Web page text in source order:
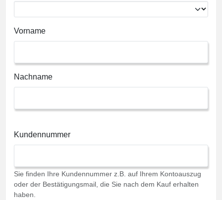
Vorname
Nachname
Kundennummer
Sie finden Ihre Kundennummer z.B. auf Ihrem Kontoauszug
oder der Bestätigungsmail, die Sie nach dem Kauf erhalten
haben.